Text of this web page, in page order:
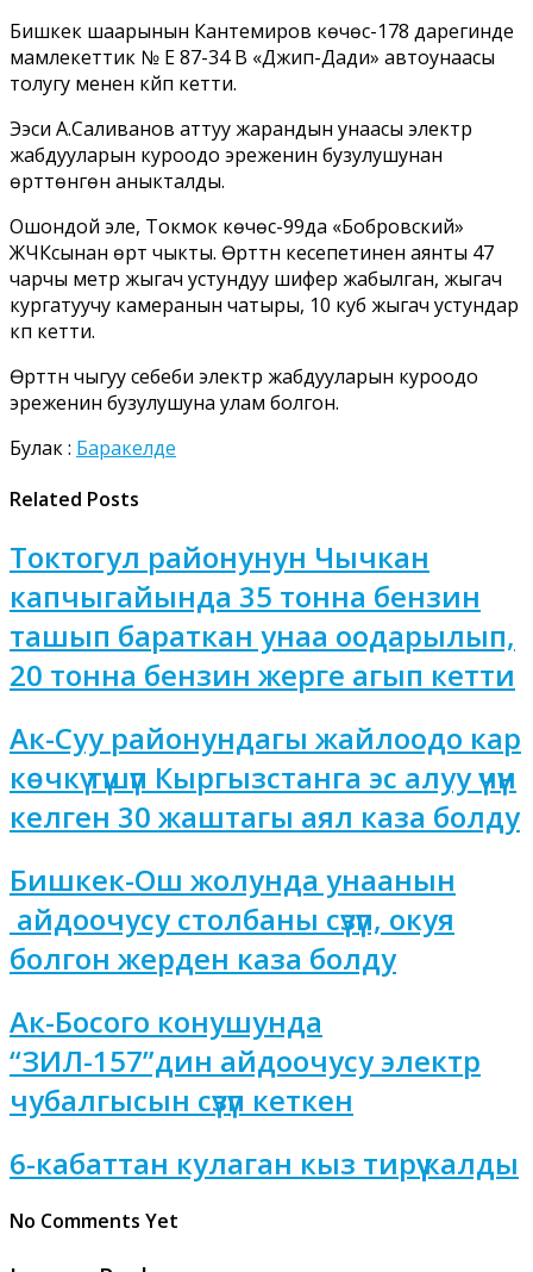
Бишкек шаарынын Кантемиров көчөсү-178 дарегинде
мамлекеттик № Е 87-34 В «Джип-Дади» автоунаасы
толугу менен күйүп кетти.
Ээси А.Саливанов аттуу жарандын унаасы электр
жабдууларын куроодо эреженин бузулушунан
өрттөнгөнү аныкталды.
Ошондой эле, Токмок көчөсү-99да «Бобровский»
ЖЧКсынан өрт чыкты. Өрттүн кесепетинен аянты 47
чарчы метр жыгач устундуу шифер жабылган, жыгач
кургатуучу камеранын чатыры, 10 куб жыгач устундар
күп кетти.
Өрттүн чыгуу себеби электр жабдууларын куроодо
эреженин бузулушуна улам болгон.
Булак : Баракелде
Related Posts
Токтогул районунун Чычкан
капчыгайында 35 тонна бензин
ташып бараткан унаа оодарылып,
20 тонна бензин жерге агып кетти
Ак-Суу районундагы жайлоодо кар
көчкү түшүп Кыргызстанга эс алуу үчүн
келген 30 жаштагы аял каза болду
Бишкек-Ош жолунда унаанын
айдоочусу столбаны сүзүп, окуя
болгон жерден каза болду
Ак-Босого конушунда
“ЗИЛ-157”дин айдоочусу электр
чубалгысын сүзүп кеткен
6-кабаттан кулаган кыз тирүү калды
No Comments Yet